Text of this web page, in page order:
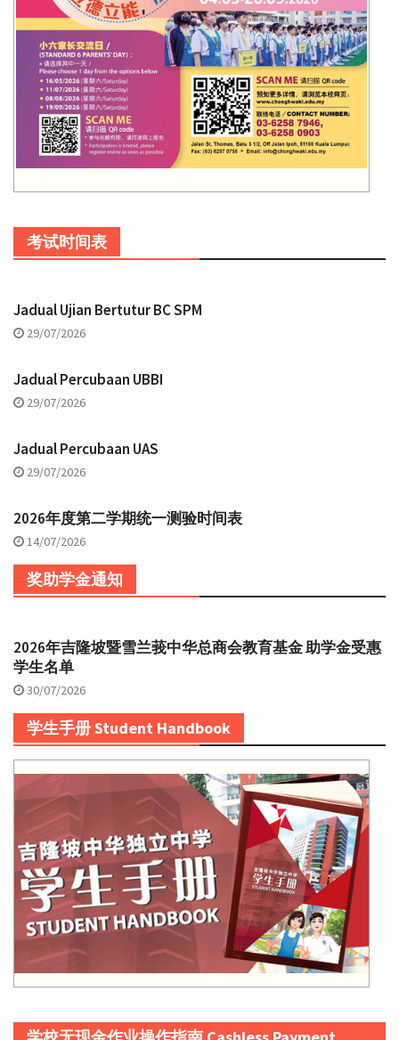
考试时间表
Jadual Ujian Bertutur BC SPM
29/07/2026
Jadual Percubaan UBBI
29/07/2026
Jadual Percubaan UAS
29/07/2026
2026年度第二学期统一测验时间表
14/07/2026
奖助学金通知
2026年吉隆坡暨雪兰莪中华总商会教育基金 助学金受惠
学生名单
30/07/2026
学生手册 Student Handbook